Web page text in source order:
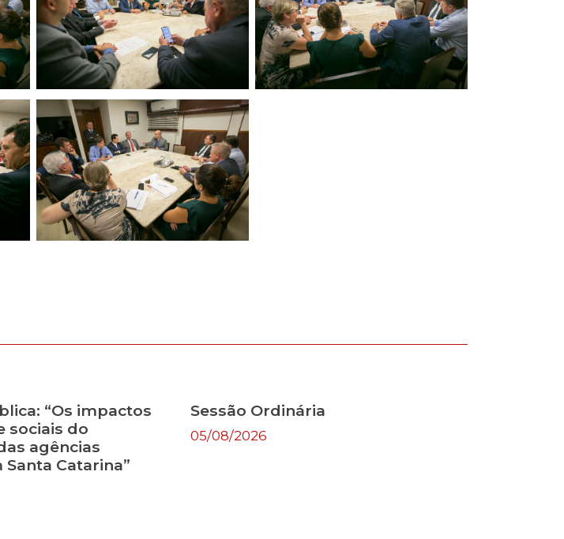
“Os impactos
sociais do
agências
Catarina”
Sessão Ordinária
05/08/2026